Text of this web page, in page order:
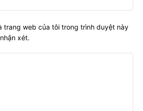
trang web của tôi trong trình duyệt này
xét.